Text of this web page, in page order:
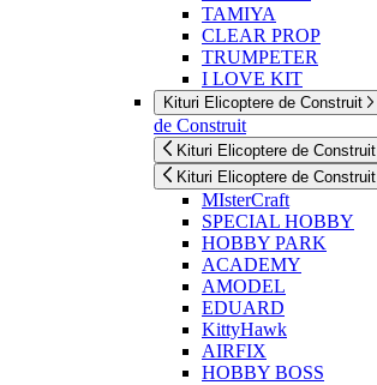
TAMIYA
CLEAR PROP
TRUMPETER
I LOVE KIT
Kituri Elicoptere de Construit
de Construit
Kituri Elicoptere de Construit
Kituri Elicoptere de Construit
MIsterCraft
SPECIAL HOBBY
HOBBY PARK
ACADEMY
AMODEL
EDUARD
KittyHawk
AIRFIX
HOBBY BOSS